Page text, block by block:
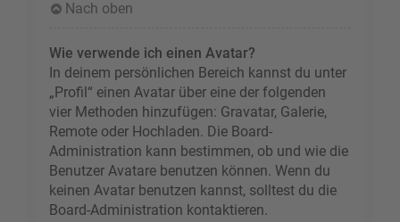
Nach oben
Wie verwende ich einen Avatar?
In deinem persönlichen Bereich kannst du unter
„Profil“ einen Avatar über eine der folgenden
vier Methoden hinzufügen: Gravatar, Galerie,
Remote oder Hochladen. Die Board-
Administration kann bestimmen, ob und wie die
Benutzer Avatare benutzen können. Wenn du
keinen Avatar benutzen kannst, solltest du die
Board-Administration kontaktieren.